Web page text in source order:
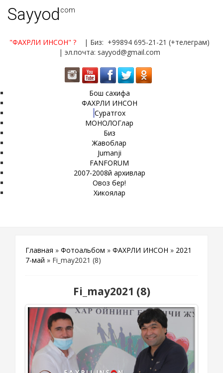
Sayyod.com
"ФАХРЛИ ИНСОН" ?
| Биз: +99894 695-21-21 (+телеграм)
| эл.почта: sayyod@gmail.com
Бош сахифа
ФАХРЛИ ИНСОН
Суратгох
МОНОЛОГлар
Биз
Жавоблар
Jumanji
FANFORUM
2007-2008й архивлар
Овоз бер!
Хикоялар
Главная » Фотоальбом » ФАХРЛИ ИНСОН » 2021
7-май » Fi_may2021 (8)
Fi_may2021 (8)